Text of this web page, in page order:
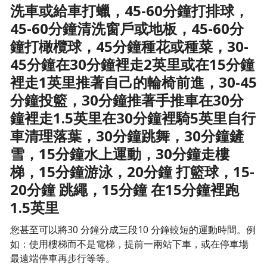
洗車或給車打蠟，45-60分鐘打排球，
45-60分鐘清洗窗戶或地板，45-60分
鐘打橄欖球，45分鐘種花或種菜，30-
45分鐘在30分鐘裡走2英里或在15分鐘
裡走1英里推著自己的輪椅前進，30-45
分鐘投籃，30分鐘推著手推車在30分
鐘裡走1.5英里在30分鐘裡騎5英里自行
車清理落葉，30分鐘跳舞，30分鐘鏟
雪，15分鐘水上運動，30分鐘走樓
梯，15分鐘游泳，20分鐘 打籃球，15-
20分鐘 跳繩，15分鐘 在15分鐘裡跑
1.5英里
您甚至可以將30 分鐘分成三段10 分鐘較短的運動時間。例
如：使用樓梯而不是電梯，提前一兩站下車，或在停車場
最遠端停車再步行等等。